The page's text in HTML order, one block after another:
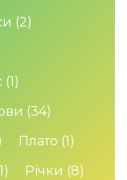
(2)
(1)
(34)
Плато (1)
Річки (8)